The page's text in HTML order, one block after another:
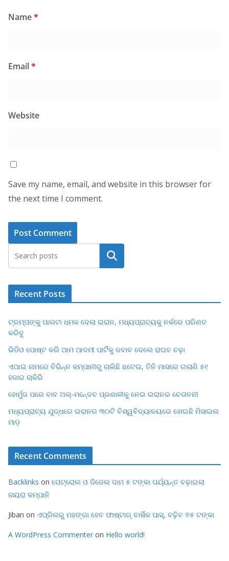
Name*
Email*
Website
Save my name, email, and website in this browser for
the next time I comment.
Search
Recent Posts
ଟ୍ରମ୍ପଙ୍କୁ ପାଲଟା ଧମକ ଦେଲା ଇରାନ, ମଧ୍ୟପ୍ରାଚ୍ୟକୁ ନର୍କରେ ପରିଣତ
କରିବୁ
ଭିଡିଓ ପୋଷ୍ଟ କରି ଆମ ଆଦମୀ ପାର୍ଟିକୁ ଜବାବ ଦେଲେ ରାଘବ ଚଢ଼ା
ଏଆଇ ନାମରେ ବିଭିନ୍ନ କମ୍ପାନୀରୁ ଚାଲିଛି ଛଟେଇ, ତିନି ମାସରେ ଗଲାଣି ୫୧
ହଜାର ଚାକିରି
ହୋର୍ମୁଜ ପରେ ବାବ ଅଲ୍-ମନେ୍ଦବ ପ୍ରଣାଳୀକୁ ନେଇ ଇରାନର ଚେତାବନୀ
ମଧ୍ୟପ୍ରାଚ୍ୟ ଯୁଦ୍ଧରେ ଇରାନର ୩୦ଟି ବିଶ୍ୱବିଦ୍ୟାଳୟରେ ହୋଇଛି ମିସାଇଲ
ମାଡ଼
Recent Comments
Backlinks on ପେଟ୍ରୋଲ ଓ ଡିଜେଲ ଦାମ ୫ ଟଙ୍କା ପର୍ଯ୍ୟନ୍ତ ବଢ଼ାଇଲା
ନାୟରା କମ୍ପାନି
Jiban on ଏପ୍ରିଲରୁ ମହଙ୍ଗା ହେବ ଫାଷ୍ଟାଗ୍ ବାର୍ଷିକ ପାସ୍, ବଢ଼ିବ ୭୫ ଟଙ୍କା
A WordPress Commenter on Hello world!